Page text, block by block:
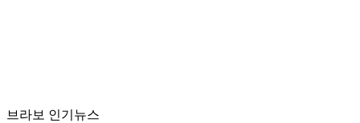
브라보 인기뉴스